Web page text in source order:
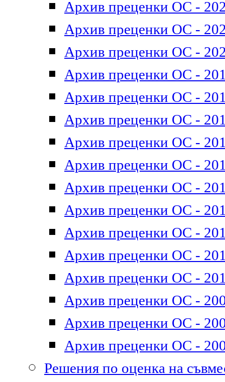
Архив преценки ОС -
Архив преценки ОС -
Архив преценки ОС -
Архив преценки ОС -
Архив преценки ОС -
Архив преценки ОС -
Архив преценки ОС -
Архив преценки ОС -
Архив преценки ОС -
Архив преценки ОС -
Архив преценки ОС -
Архив преценки ОС -
Архив преценки ОС -
Архив преценки ОС -
Архив преценки ОС -
Архив преценки ОС -
Решения по оценка на